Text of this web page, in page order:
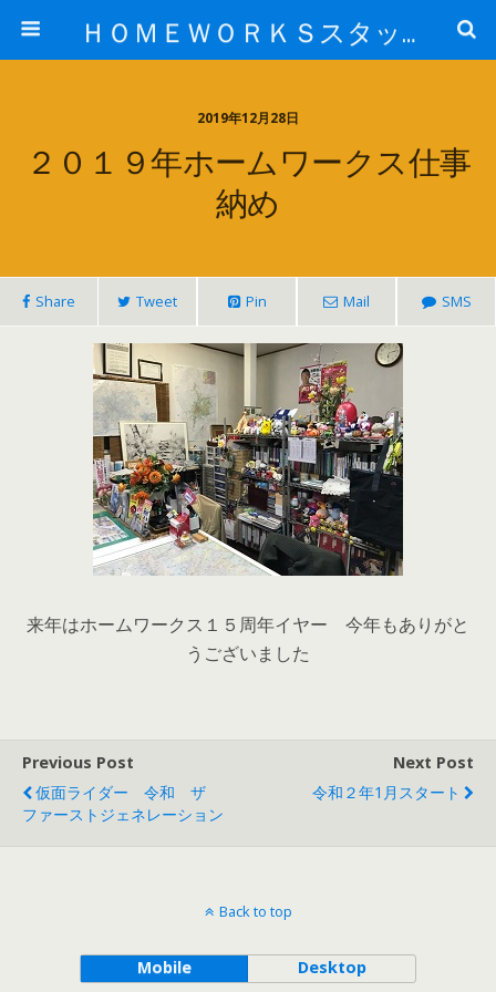
ＨＯＭＥＷＯＲＫＳスタッフ日記ブログ
2019年12月28日
２０１９年ホームワークス仕事
納め
Share Tweet Pin Mail SMS
来年はホームワークス１５周年イヤー 今年もありがと
うございました
Previous Post
仮面ライダー 令和 ザ
ファーストジェネレーション
Next Post
令和２年1月スタート
Back to top
Mobile Desktop